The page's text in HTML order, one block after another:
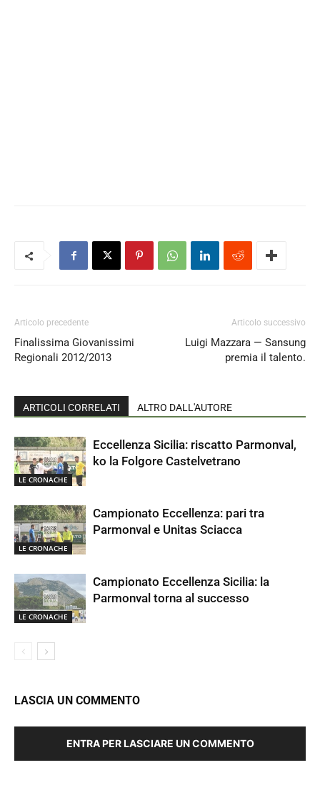
Articolo precedente
Finalissima Giovanissimi
Regionali 2012/2013
Articolo successivo
Luigi Mazzara — Sansung
premia il talento.
ARTICOLI CORRELATI ALTRO DALL'AUTORE
LE CRONACHE
Eccellenza Sicilia: riscatto Parmonval,
ko la Folgore Castelvetrano
LE CRONACHE
Campionato Eccellenza: pari tra
Parmonval e Unitas Sciacca
LE CRONACHE
Campionato Eccellenza Sicilia: la
Parmonval torna al successo
LASCIA UN COMMENTO
ENTRA PER LASCIARE UN COMMENTO